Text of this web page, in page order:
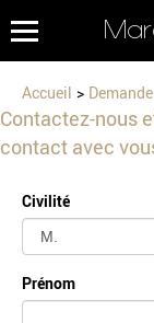
Accueil
Contactez-nous
contact avec
Civilité
Prénom